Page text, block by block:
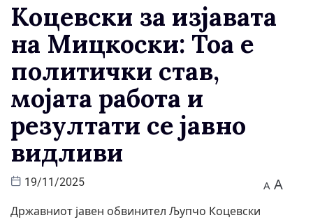
Коцевски за изјавата
на Мицкоски: Тоа е
политички став,
мојата работа и
резултати се јавно
видливи
19/11/2025 A A
Државниот јавен обвинител Љупчо Коцевски